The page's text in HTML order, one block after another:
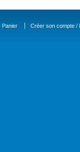
Panier Créer son compte /